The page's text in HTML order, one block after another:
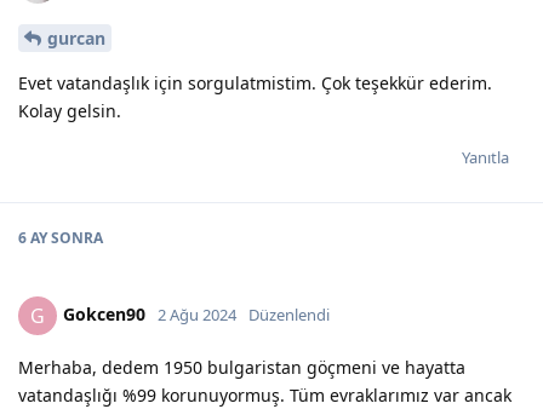
gurcan
Evet vatandaşlık için sorgulatmistim. Çok teşekkür ederim.
Kolay gelsin.
Yanıtla
6 AYSONRA
G Gokcen90 2 Ağu 2024 Düzenlendi
Merhaba, dedem 1950 bulgaristan göçmeni ve hayatta
vatandaşlığı %99 korunuyormuş. Tüm evraklarımız var ancak